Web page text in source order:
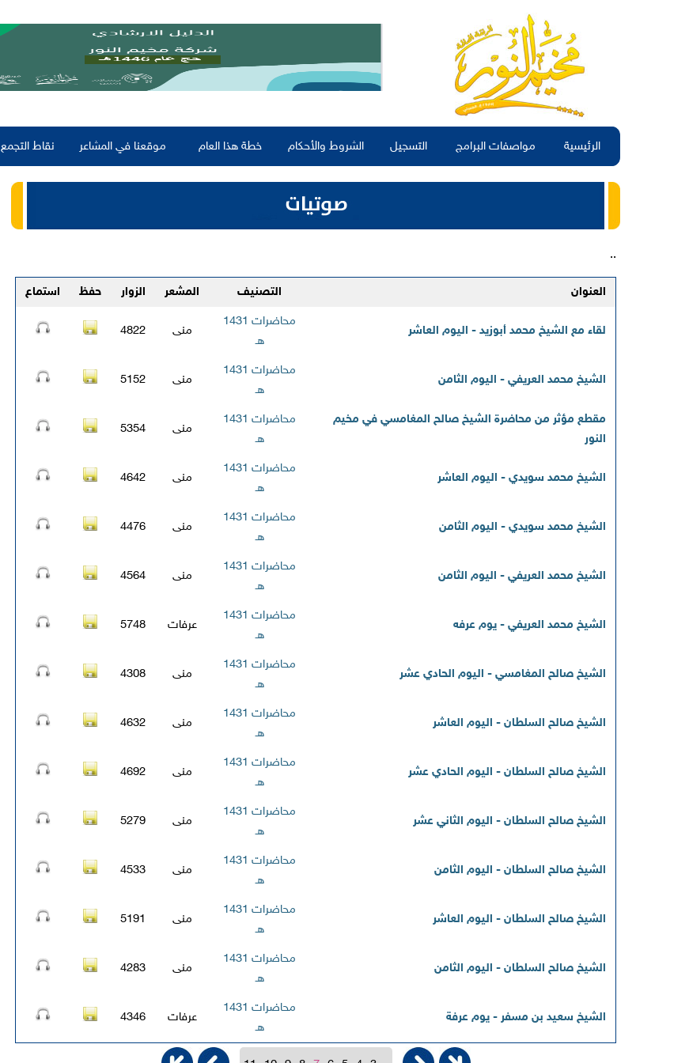
نقاط التجمع موقعنا في المشاعر خطة هذا العام الشروط والأحكام التسجيل مواصفات البرامج الرئيسية
..
العنوان التصنيف المشعر الزوار حفظ استماع
لقاء مع الشيخ محمد أبوزيد - اليوم العاشر
محاضرات 1431
هـ
منى 4822
الشيخ محمد العريفي - اليوم الثامن
محاضرات 1431
هـ
منى 5152
مقطع مؤثر من محاضرة الشيخ صالح المغامسي في مخيم
النور
محاضرات 1431
هـ
منى 5354
الشيخ محمد سويدي - اليوم العاشر
محاضرات 1431
هـ
منى 4642
الشيخ محمد سويدي - اليوم الثامن
محاضرات 1431
هـ
منى 4476
الشيخ محمد العريفي - اليوم الثامن
محاضرات 1431
هـ
منى 4564
الشيخ محمد العريفي - يوم عرفه
محاضرات 1431
هـ
عرفات 5748
الشيخ صالح المغامسي - اليوم الحادي عشر
محاضرات 1431
هـ
منى 4308
الشيخ صالح السلطان - اليوم العاشر
محاضرات 1431
هـ
منى 4632
الشيخ صالح السلطان - اليوم الحادي عشر
محاضرات 1431
هـ
منى 4692
الشيخ صالح السلطان - اليوم الثاني عشر
محاضرات 1431
هـ
منى 5279
الشيخ صالح السلطان - اليوم الثامن
محاضرات 1431
هـ
منى 4533
الشيخ صالح السلطان - اليوم العاشر
محاضرات 1431
هـ
منى 5191
الشيخ صالح السلطان - اليوم الثامن
محاضرات 1431
هـ
منى 4283
الشيخ سعيد بن مسفر - يوم عرفة
محاضرات 1431
هـ
عرفات 4346